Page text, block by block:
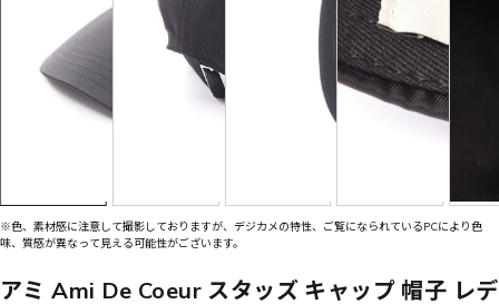
※色、素材感に注意して撮影しておりますが、デジカメの特性、ご覧になられているPCにより色
味、質感が異なって見える可能性がございます。
アミ Ami De Coeur スタッズ キャップ 帽子 レデ